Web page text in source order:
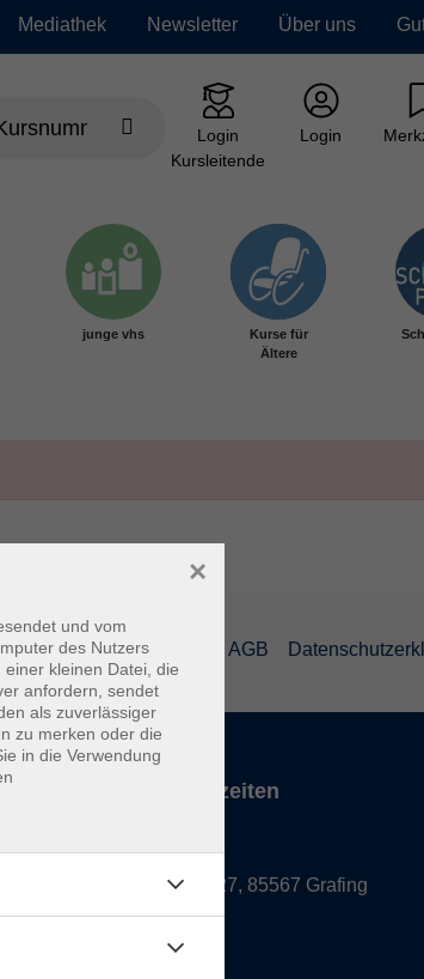
Mediathek Newsletter Über uns
Login
Kursleitende
Login
junge vhs
Kurse für
Ältere
Impressum AGB
im
Servicezeiten
Grafing
Griesstr. 27, 85567 Grafing
und vom
des Nutzers
kleinen Datei, die
anfordern, sendet
als zuverlässiger
zu merken oder die
in die Verwendung
×